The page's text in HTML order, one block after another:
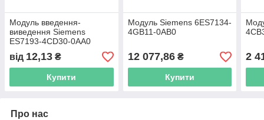
Модуль введення-
виведення Siemens
ES7193-4CD30-0AA0
від 12,13 ₴
Купити
Модуль Siemens 6ES7134-
4GB11-0AB0
12 077,86₴
Купити
2
Про нас